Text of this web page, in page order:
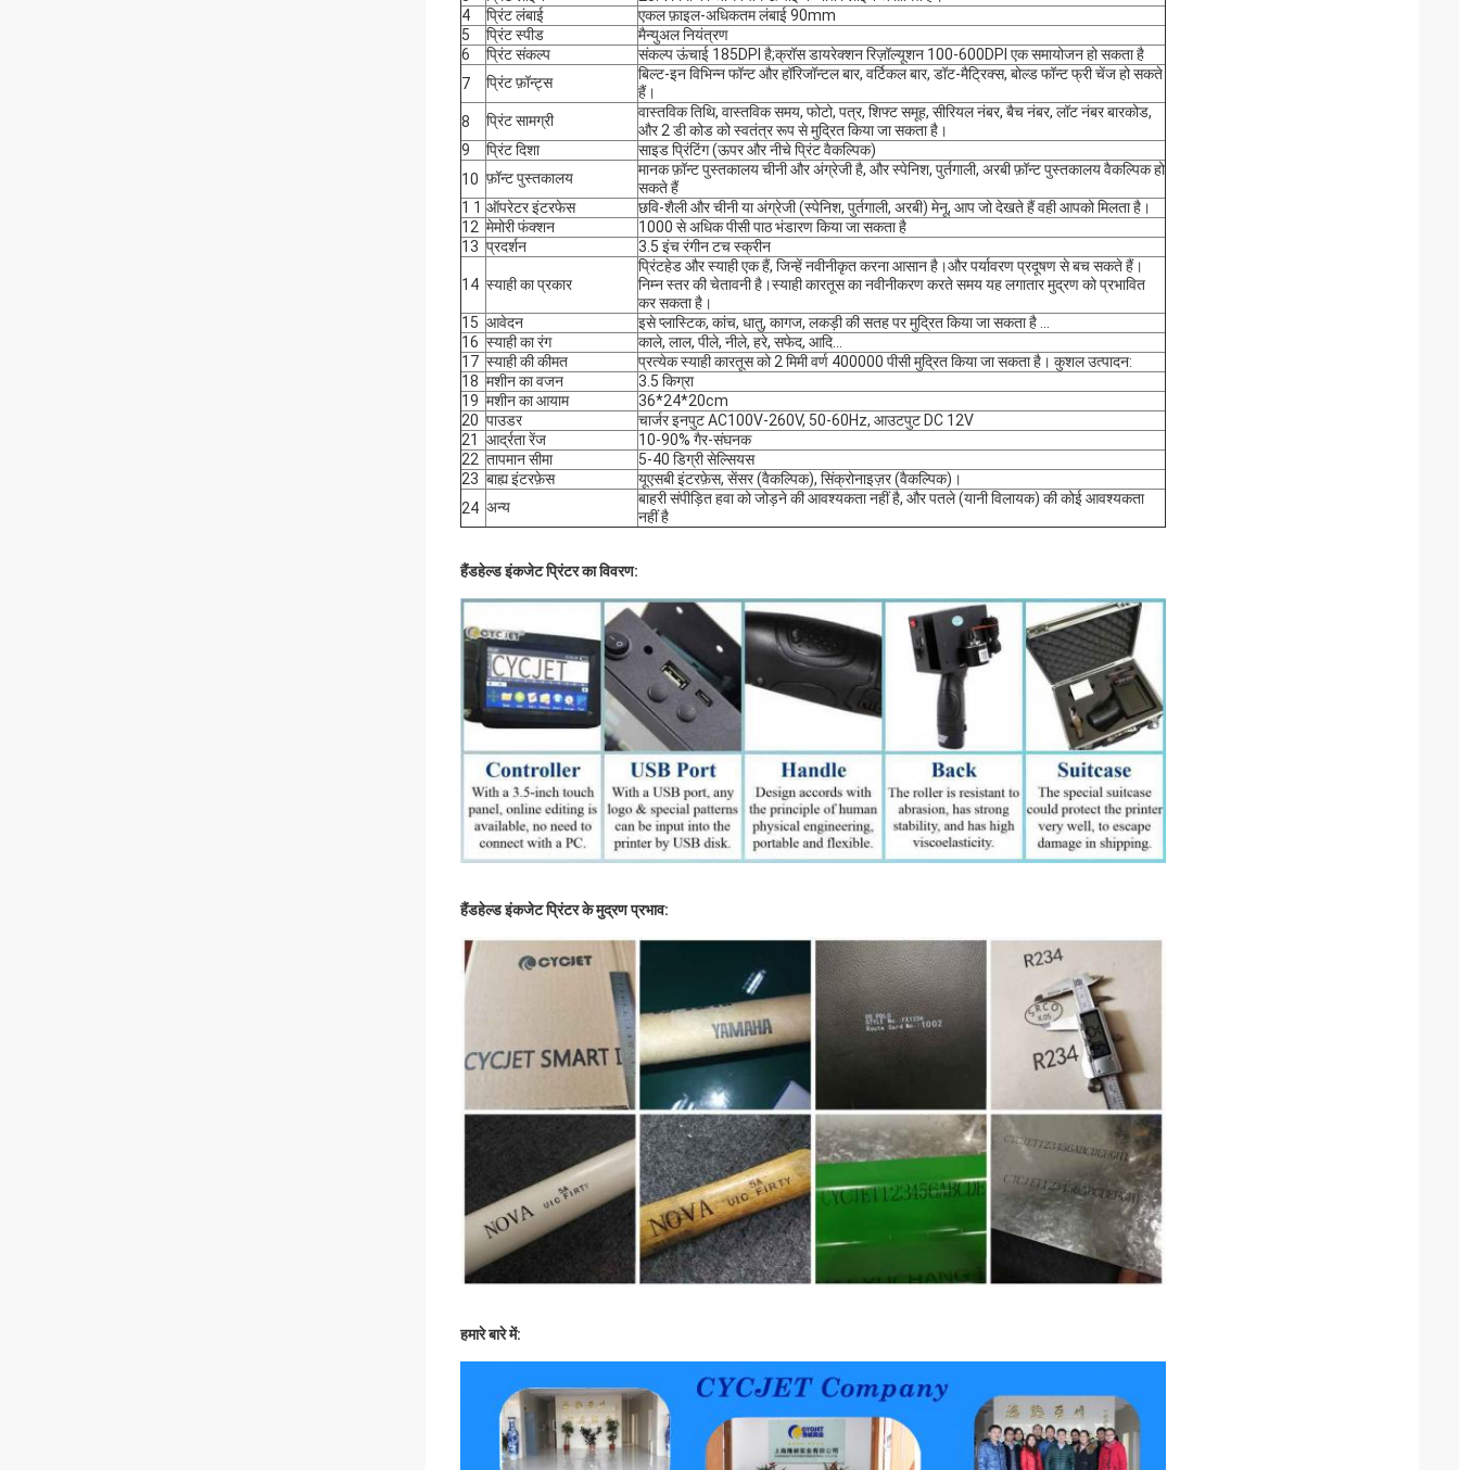
4
प्रिंट लंबाई
एकल फ़ाइल-अधिकतम लंबाई 90mm
5
प्रिंट स्पीड
मैन्युअल नियंत्रण
6
प्रिंट संकल्प
संकल्प ऊंचाई 185DPI है;क्रॉस डायरेक्शन रिज़ॉल्यूशन 100-600DPI एक समायोजन हो सकता है
7
प्रिंट फ़ॉन्ट्स
बिल्ट-इन विभिन्न फॉन्ट और हॉरिजॉन्टल बार, वर्टिकल बार, डॉट-मैट्रिक्स, बोल्ड फॉन्ट फ्री चेंज हो सकते
हैं।
8
प्रिंट सामग्री
वास्तविक तिथि, वास्तविक समय, फोटो, पत्र, शिफ्ट समूह, सीरियल नंबर, बैच नंबर, लॉट नंबर बारकोड,
और 2 डी कोड को स्वतंत्र रूप से मुद्रित किया जा सकता है।
9
प्रिंट दिशा
साइड प्रिंटिंग (ऊपर और नीचे प्रिंट वैकल्पिक)
10 फ़ॉन्ट पुस्तकालय
मानक फ़ॉन्ट पुस्तकालय चीनी और अंग्रेजी है, और स्पेनिश, पुर्तगाली, अरबी फ़ॉन्ट पुस्तकालय वैकल्पिक हो
सकते हैं
1 1 ऑपरेटर इंटरफेस
छवि-शैली और चीनी या अंग्रेजी (स्पेनिश, पुर्तगाली, अरबी) मेनू, आप जो देखते हैं वही आपको मिलता है।
12 मेमोरी फंक्शन
1000 से अधिक पीसी पाठ भंडारण किया जा सकता है
13 प्रदर्शन 3.5 इंच रंगीन टच स्क्रीन
14 स्याही का प्रकार
प्रिंटहेड और स्याही एक हैं, जिन्हें नवीनीकृत करना आसान है।और पर्यावरण प्रदूषण से बच सकते हैं।
निम्न स्तर की चेतावनी है।स्याही कारतूस का नवीनीकरण करते समय यह लगातार मुद्रण को प्रभावित
कर सकता है।
15 आवेदन
इसे प्लास्टिक, कांच, धातु, कागज, लकड़ी की सतह पर मुद्रित किया जा सकता है ...
16 स्याही का रंग
काले, लाल, पीले, नीले, हरे, सफेद, आदि…
17 स्याही की कीमत
प्रत्येक स्याही कारतूस को 2 मिमी वर्ण 400000 पीसी मुद्रित किया जा सकता है। कुशल उत्पादन:
18 मशीन का वजन
3.5 किग्रा
19 मशीन का आयाम
36*24*20cm
20 पाउडर
चार्जर इनपुट AC100V-260V, 50-60Hz, आउटपुट DC 12V
21
आर्द्रता रेंज
10-90% गैर-संघनक
22 तापमान सीमा
5-40 डिग्री सेल्सियस
23 बाह्य इंटरफ़ेस
यूएसबी इंटरफ़ेस, सेंसर (वैकल्पिक), सिंक्रोनाइज़र (वैकल्पिक)।
24 अन्य
बाहरी संपीड़ित हवा को जोड़ने की आवश्यकता नहीं है, और पतले (यानी विलायक) की कोई आवश्यकता
नहीं है
हैंडहेल्ड इंकजेट प्रिंटर का विवरण:
हैंडहेल्ड इंकजेट प्रिंटर के मुद्रण प्रभाव:
हमारे बारे में: